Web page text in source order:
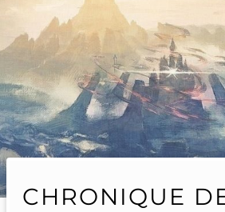
CHRONIQUE